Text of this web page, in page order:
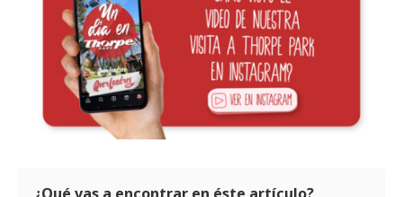
¿Qué vas a encontrar en éste artículo?